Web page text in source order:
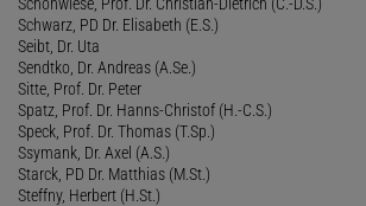
Schwarz, PD Dr. Elisabeth (E.S.)
Seibt, Dr. Uta
Sendtko, Dr. Andreas (A.Se.)
Sitte, Prof. Dr. Peter
Spatz, Prof. Dr. Hanns-Christof (H.-C.S.)
Speck, Prof. Dr. Thomas (T.Sp.)
Ssymank, Dr. Axel (A.S.)
Starck, PD Dr. Matthias (M.St.)
Steffny, Herbert (H.St.)